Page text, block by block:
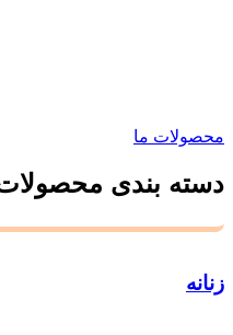
محصولات ما
دسته بندی محصولات
زنانه